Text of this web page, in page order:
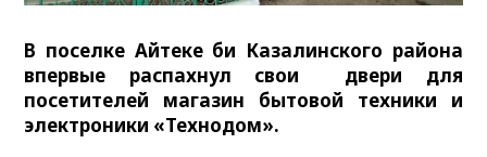
В поселке Айтеке би Казалинского района
впервые распахнул свои двери для
посетителей магазин бытовой техники и
электроники «Технодом».